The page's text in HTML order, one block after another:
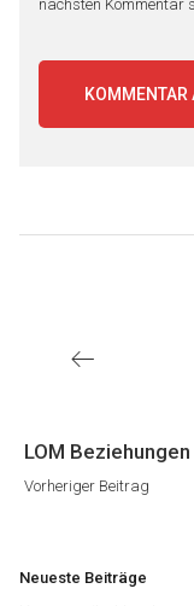
nächsten Kommentar
Vorheriger
Beitrag
LOM
Vorheriger Beitrag
Neueste Beiträge